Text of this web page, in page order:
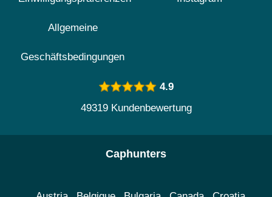
Allgemeine
Geschäftsbedingungen
4.9
49319 Kundenbewertung
Caphunters